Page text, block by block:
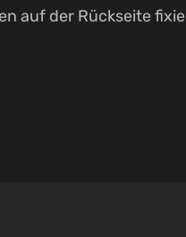
auf der Rückseite